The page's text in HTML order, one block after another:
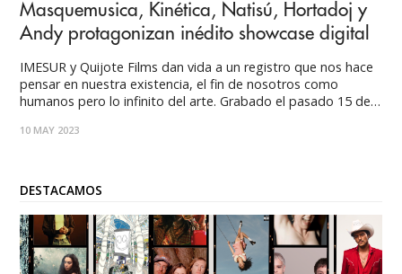
Masquemusica, Kinética, Natisú, Hortadoj y
Andy protagonizan inédito showcase digital
IMESUR y Quijote Films dan vida a un registro que nos hace
pensar en nuestra existencia, el fin de nosotros como
humanos pero lo infinito del arte. Grabado el pasado 15 de
2023, las seis sesiones a cargo de
10 MAY 2023
DESTACAMOS